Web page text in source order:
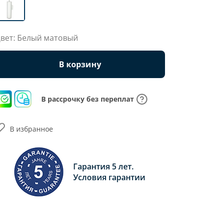
Белый матовый
В корзину
В рассрочку без переплат
Гарантия 5 лет.
Условия гарантии
В избранное